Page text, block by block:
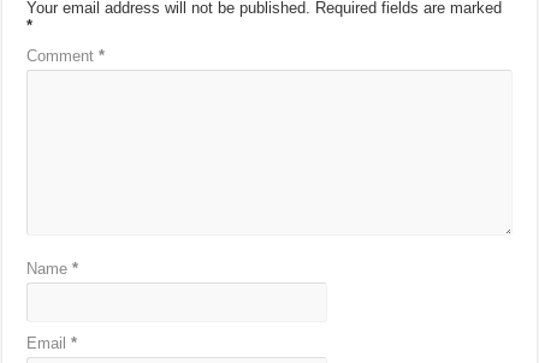
Your email address will not be published.
Required fields are marked
*
Comment*
Name*
Email*